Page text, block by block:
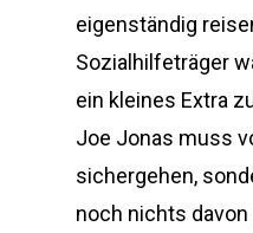
eigenständig
Sozialhilfeträger
ein kleines Extra
Joe Jonas muss
sichergehen,
noch nichts davon